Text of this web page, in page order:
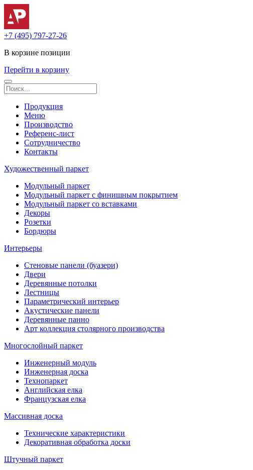
+7 (495) 797-27-26
В корзине позиции
Перейти в корзину
Продукция
Меню
Производство
Референс-лист
Сотрудничество
Контакты
Художественный паркет
Модульный паркет
Модульный паркет с финишным покрытием
Модульный паркет со вставками
Декоры
Розетки
Бордюры
Интерьеры
Стеновые панели (буазери)
Двери
Деревянные потолки
Лестницы
Параметрический интерьер
Акустические панели
Деревянные панно
Арт коллекция столярного производства
Многослойный паркет
Инженерный модуль
Инженерная доска
Технопаркет
Английская елка
Французская елка
Массивная доска
Технические характеристики
Декоративная обработка доски
Штучный паркет